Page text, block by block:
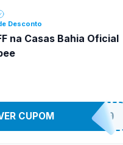
Desconto
na Casas Bahia Oficial
CASATEL30
CUPOM